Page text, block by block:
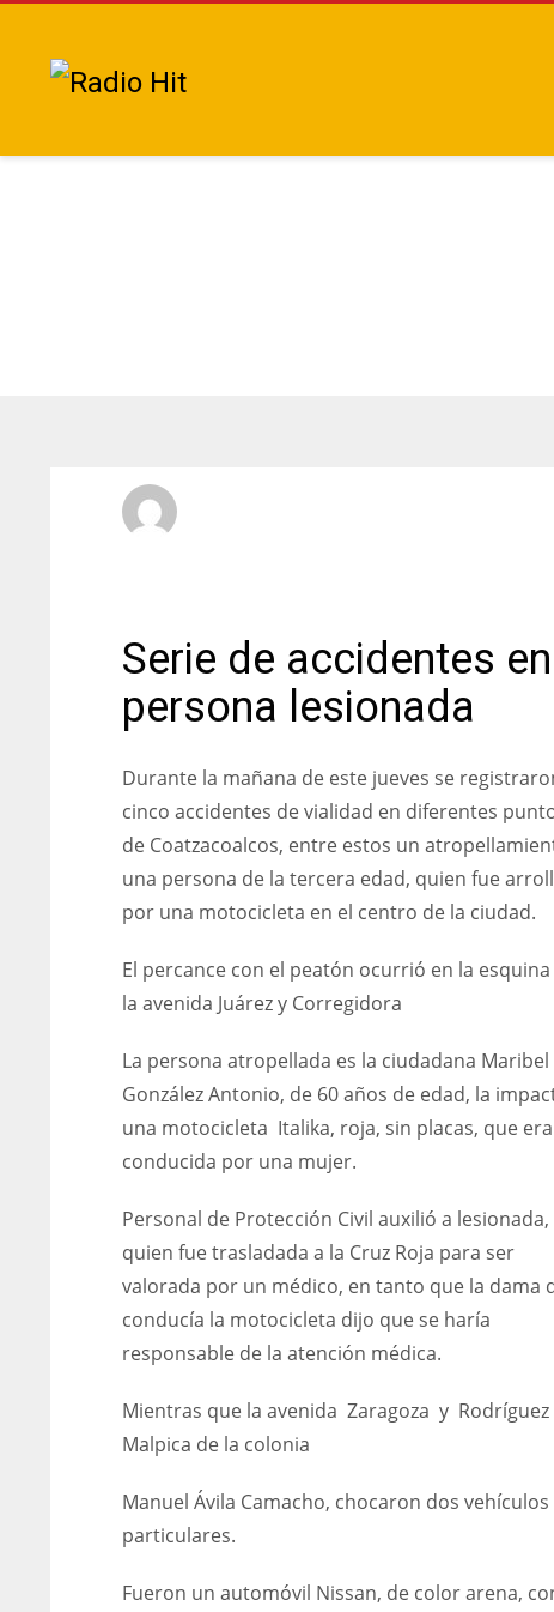
Serie de accidentes
persona lesionada
Durante la mañana de este jueves se
cinco accidentes de vialidad en diferentes
de Coatzacoalcos, entre estos un
una persona de la tercera edad, quien fue
por una motocicleta en el centro de la ciudad.
El percance con el peatón ocurrió en la
la avenida Juárez y Corregidora
La persona atropellada es la ciudadana Maribel
González Antonio, de 60 años de edad, la
una motocicleta Italika, roja, sin placas, que era
conducida por una mujer.
Personal de Protección Civil auxilió a lesionada,
quien fue trasladada a la Cruz Roja para ser
valorada por un médico, en tanto que la dama
conducía la motocicleta dijo que se haría
responsable de la atención médica.
Mientras que la avenida Zaragoza y Rodríguez
Malpica de la colonia
Manuel Ávila Camacho, chocaron dos vehículos
particulares.
Fueron un automóvil Nissan, de color arena,